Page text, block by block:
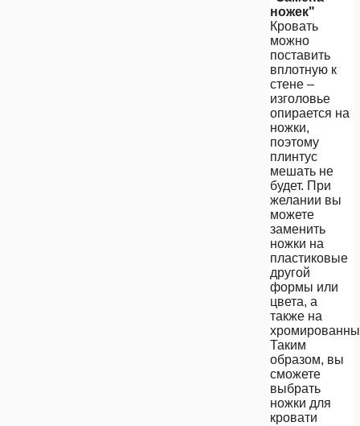
ножек"
Кровать
можно
поставить
вплотную к
стене –
изголовье
опирается на
ножки,
поэтому
плинтус
мешать не
будет. При
желании вы
можете
заменить
ножки на
пластиковые
другой
формы или
цвета, а
также на
Таким
образом, вы
сможете
выбрать
ножки для
кровати